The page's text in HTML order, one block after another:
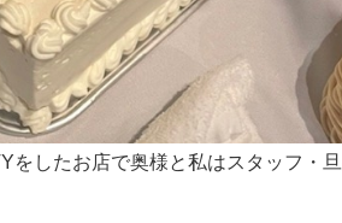
をしたお店で奥様と私はスタッフ・